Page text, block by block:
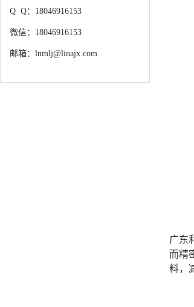
Q Q：18046916153
微信：18046916153
邮箱：lnmlj@linajx.com
广东
而精
料，